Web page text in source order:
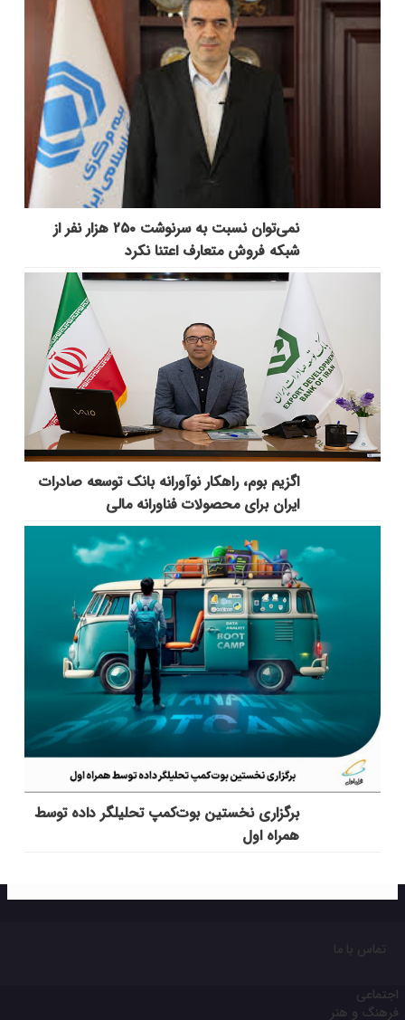
نمی‌توان نسبت به سرنوشت ۲۵۰ هزار نفر از
شبکه فروش متعارف اعتنا نکرد
اگزیم بوم، راهکار نوآورانه بانک توسعه صادرات
ایران برای محصولات فناورانه مالی
برگزاری نخستین بوت‌کمپ تحلیلگر داده توسط
همراه اول
تماس با ما
اجتماعی
فرهنگ و هنر